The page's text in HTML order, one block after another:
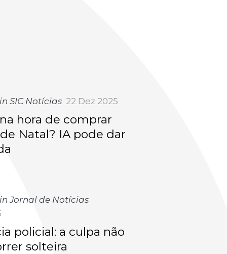
SIC Notícias 22 Dez 2025
hora de comprar
Natal? IA pode dar
Jornal de Notícias
policial: a culpa não
solteira